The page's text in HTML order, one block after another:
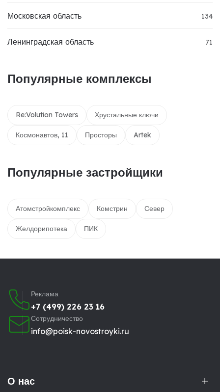
Московская область 134
Ленинградская область 71
Популярные комплексы
Re:Volution Towers Хрустальные ключи
Космонавтов, 11 Просторы Artek
Популярные застройщики
Атомстройкомплекс Комстрин Север
Желдорипотека ПИК
Реклама
+7 (499) 226 23 16
Сотрудничество
info@poisk-novostroyki.ru
О нас